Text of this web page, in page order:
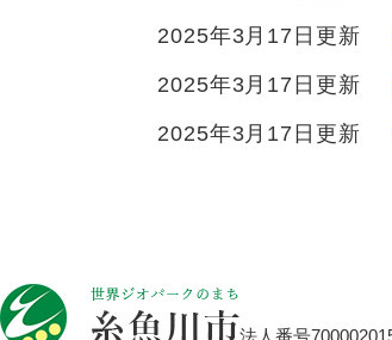
2025年3月17日更新
2025年3月17日更新
2025年3月17日更新
法人番号